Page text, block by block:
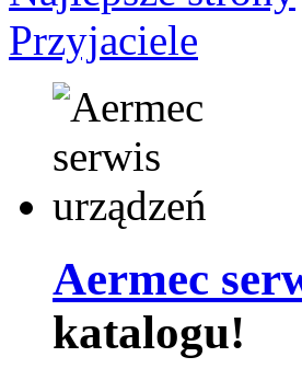
Przyjaciele
Aermec
katalogu!